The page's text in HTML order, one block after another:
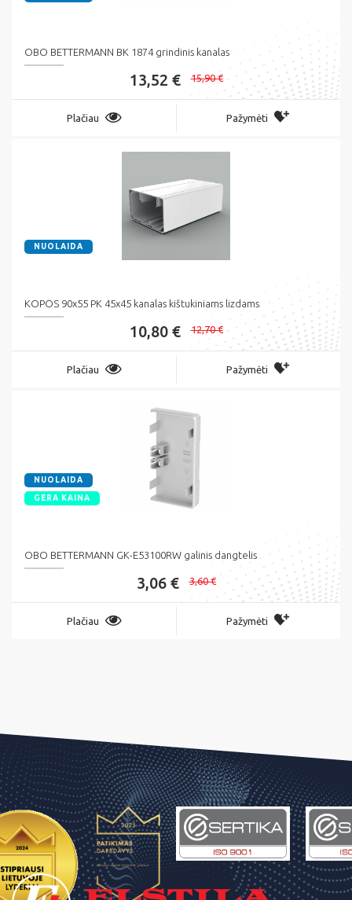
OBO BETTERMANN BK 1874 grindinis kanalas
13,52 € 15,90 €
Plačiau Pažymėti
NUOLAIDA
KOPOS 90x55 PK 45x45 kanalas kištukiniams lizdams
10,80 € 12,70 €
Plačiau Pažymėti
NUOLAIDA
GERA KAINA
OBO BETTERMANN GK-E53100RW galinis dangtelis
3,06 € 3,60 €
Plačiau Pažymėti